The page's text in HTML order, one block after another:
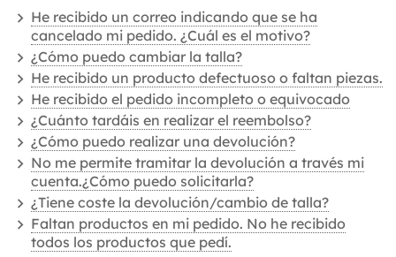
He recibido un correo indicando que se ha
cancelado mi pedido. ¿Cuál es el motivo?
¿Cómo puedo cambiar la talla?
He recibido un producto defectuoso o faltan piezas.
He recibido el pedido incompleto o equivocado
¿Cuánto tardáis en realizar el reembolso?
¿Cómo puedo realizar una devolución?
No me permite tramitar la devolución a través mi
cuenta.¿Cómo puedo solicitarla?
¿Tiene coste la devolución/cambio de talla?
Faltan productos en mi pedido. No he recibido
todos los productos que pedí.